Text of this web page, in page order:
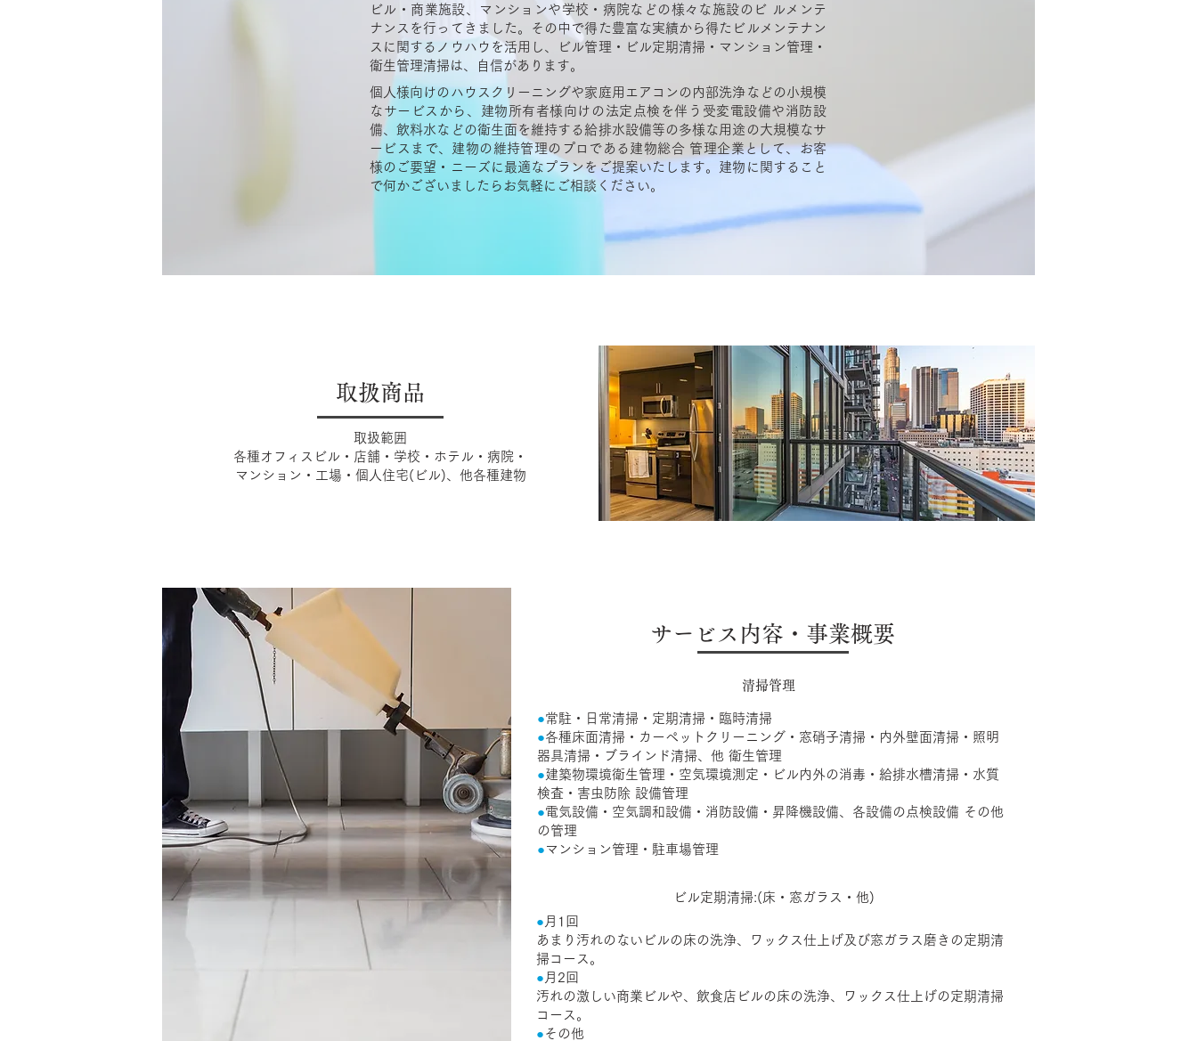
ビル・商業施設、マンションや学校・病院などの様々な施設のビ ルメンテ
ナンスを行ってきました。その中で得た豊富な実績から得たビルメンテナン
スに関するノウハウを活用し、ビル管理・ビル定期清掃・マンション管理・
衛生管理清掃は、自信があります。
個人様向けのハウスクリーニングや家庭用エアコンの内部洗浄などの小規模
なサービスから、建物所有者様向けの法定点検を伴う受変電設備や消防設
備、飲料水などの衛生面を維持する給排水設備等の多様な用途の大規模なサ
ービスまで、建物の維持管理のプロである建物総合 管理企業として、お客
様のご要望・ニーズに最適なプランをご提案いたします。建物に関すること
で何かございましたらお気軽にご相談ください。
取扱商品
取扱範囲
各種オフィスビル・店舗・学校・ホテル・病院・
マンション・工場・個人住宅(ビル)、他各種建物
サービス内容・事業概要
​清掃管理
●常駐・日常清掃・定期清掃・臨時清掃
●各種床面清掃・カーペットクリーニング・窓硝子清掃・内外壁面清掃・照明
器具清掃・ブラインド清掃、他 衛生管理
●建築物環境衛生管理・空気環境測定・ビル内外の消毒・給排水槽清掃・水質
検査・害虫防除 設備管理
●電気設備・空気調和設備・消防設備・昇降機設備、各設備の点検設備 その他
の管理
● マンション管理・駐車場管理
ビル定期清掃:(床・窓ガラス・他)
● 月1回
あまり汚れのないビルの床の洗浄、ワックス仕上げ及び窓ガラス磨きの定期清
掃コース。
● 月2回
汚れの激しい商業ビルや、飲食店ビルの床の洗浄、ワックス仕上げの定期清掃
コース。
● その他